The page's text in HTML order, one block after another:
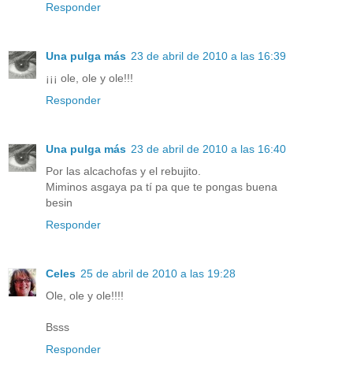
Responder
Una pulga más 23 de abril de 2010 a las 16:39
¡¡¡ ole, ole y ole!!!
Responder
Una pulga más 23 de abril de 2010 a las 16:40
Por las alcachofas y el rebujito.
Miminos asgaya pa tí pa que te pongas buena
besin
Responder
Celes 25 de abril de 2010 a las 19:28
Ole, ole y ole!!!!
Bsss
Responder